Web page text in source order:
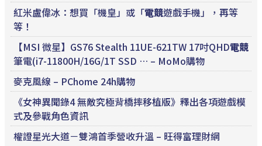
紅米盧偉冰：想買「機皇」或「電競遊戲手機」，再等
等！
【MSI 微星】GS76 Stealth 11UE-621TW 17吋QHD電競
筆電(i7-11800H/16G/1T SSD … – MoMo購物
麥克風線 – PChome 24h購物
《女神異聞錄4 無敵究極背橋摔移植版》釋出各項遊戲模
式及參戰角色資訊
權證星光大道－雙鴻首季營收升溫 – 旺得富理財網